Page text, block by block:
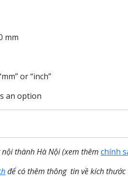
mm
or “inch”
an option
thành Hà Nội (xem thêm chính
để có thêm thông tin về kích